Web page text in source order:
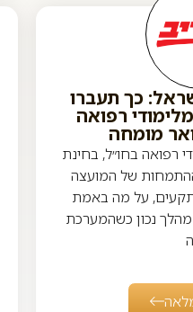
כך תעברו
רפואה
מומחה
רפואה בחו״ל, בחינת
ההתמחות של המועצה
על מה באמת
נכון כשהמערכת